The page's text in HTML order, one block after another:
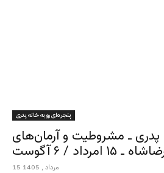
پنجره‌ای رو به خانه پدری
پدری ـ مشروطیت و آرمان‌های
ـ ۱۵ امرداد / ۶ آگوست
15 مرداد , 1405